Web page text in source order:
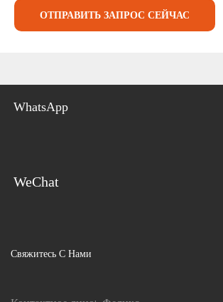
ОТПРАВИТЬ ЗАПРОС СЕЙЧАС
WhatsApp
WeChat
Свяжитесь С Нами